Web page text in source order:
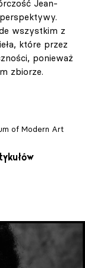
Jean-
wszystkim z
które przez
ponieważ
zbiorze.
of Modern Art